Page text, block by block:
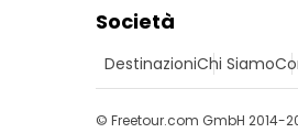
Società
DestinazioniChi Siamo
© Freetour.com GmbH 2014-